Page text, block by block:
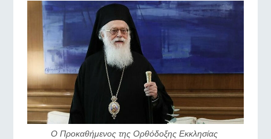
Ο Προκαθήμενος της Ορθόδοξης Εκκλησίας